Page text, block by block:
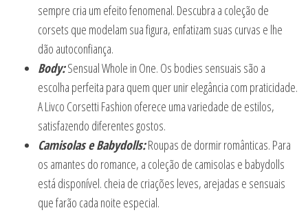
sempre cria um efeito fenomenal. Descubra a coleção de
corsets que modelam sua figura, enfatizam suas curvas e lhe
dão autoconfiança.
Body:Sensual Whole in One. Os bodies sensuais são a
escolha perfeita para quem quer unir elegância com praticidade.
A Livco Corsetti Fashion oferece uma variedade de estilos,
satisfazendo diferentes gostos.
Camisolas e Babydolls:Roupas de dormir românticas. Para
os amantes do romance, a coleção de camisolas e babydolls
está disponível. cheia de criações leves, arejadas e sensuais
que farão cada noite especial.